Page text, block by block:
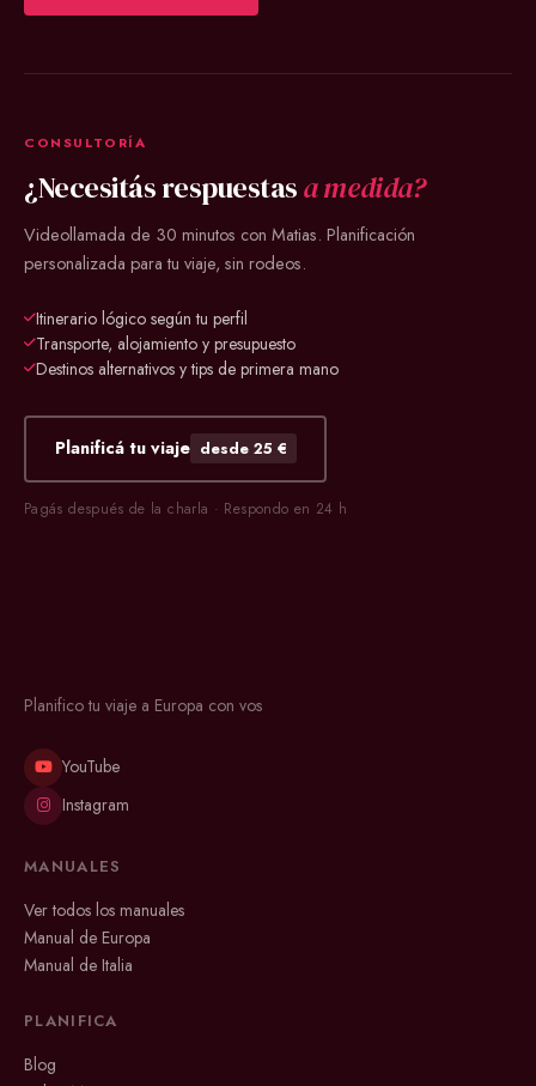
CONSULTORÍA
¿Necesitás respuestasa medida?
Videollamada de 30 minutos con Matias. Planificación
personalizada para tu viaje, sin rodeos.
Itinerario lógico según tu perfil
Transporte, alojamiento y presupuesto
Destinos alternativos y tips de primera mano
Planificá tu viaje desde 25 €
Pagás después de la charla · Respondo en 24 h
Planifico tu viaje a Europa con vos
YouTube
Instagram
MANUALES
Ver todos los manuales
Manual de Europa
Manual de Italia
PLANIFICA
Blog